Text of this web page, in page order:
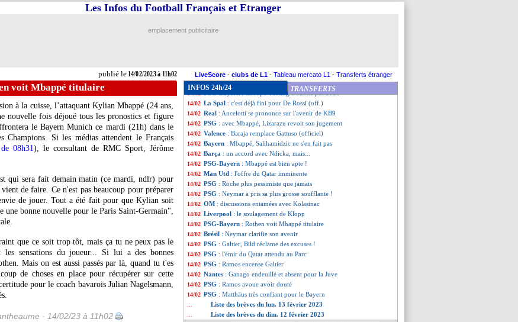
publié le14/02/2023 à 11h02
Les Infos du Football Français et Etranger
emplacement publicitaire
LiveScore - clubs de L1 - Tableau mercato L1 - Transferts étranger
voit Mbappé titulaire
à la cuisse, l’attaquant Kylian Mbappé (24 ans,
nouvelle fois déjoué tous les pronostics et figure
le Bayern Munich ce mardi (21h) dans le
Si les médias attendent le Français
08h31), le consultant de RMC Sport, Jérôme
qui sera fait demain matin (ce mardi, ndlr) pour
de faire. Ce n'est pas beaucoup pour préparer
de jouer. Tout a été fait pour que Kylian soit
une bonne nouvelle pour le Paris Saint-Germain",
que ce soit trop tôt, mais ça tu ne peux pas le
les sensations du joueur... Si lui a des bonnes
Mais on est aussi passés par là, quand tu t'es
de choses en place pour récupérer sur cette
pour le coach bavarois Julian Nagelsmann,
- 14/02/23 à 11h02
INFOS 24h/24 TRANSFERTS
14/02 PSG: pas sur le coup pour Vitor Roque ?
14/02 Strasbourg : Keller justifie le choix Antonetti
14/02 Torino
14/02 Barça: Messi, Alba nostalgique...
14/02 PSG: Neymar répond aux critiques
: Choupo-Moting n'oublie pas 2020
14/02 La Spal : c'est déjà fini pour De Rossi (off.)
14/02 Real : Ancelotti se prononce sur l'avenir de KB9
14/02 PSG : avec Mbappé, Lizarazu revoit son jugement
14/02 Valence : Baraja remplace Gattuso (officiel)
14/02 Bayern : Mbappé, Salihamidzic ne s'en fait pas
14/02 Barça : un accord avec Ndicka, mais...
14/02 PSG-Bayern : Mbappé est bien apte !
14/02 Man Utd : l'offre du Qatar imminente
14/02 PSG : Roche plus pessimiste que jamais
14/02 PSG : Neymar a pris sa plus grosse soufflante !
14/02 OM : discussions entamées avec Kolasinac
14/02 Liverpool : le soulagement de Klopp
14/02 PSG-Bayern : Rothen voit Mbappé titulaire
14/02 Brésil : Neymar clarifie son avenir
14/02 PSG : Galtier, Bild réclame des excuses !
14/02 PSG : l'émir du Qatar attendu au Parc
14/02 PSG : Ramos encense Galtier
14/02 Nantes : Ganago endeuillé et absent pour la Juve
14/02 PSG : Ramos avoue avoir douté
14/02 PSG : Matthäus très confiant pour le Bayern
Liste des brèves du lun. 13 février 2023
Liste des brèves du dim. 12 février 2023